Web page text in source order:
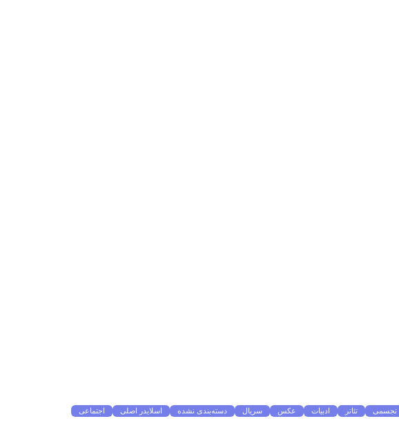
تجسمی تئاتر ادبیات عکس سریال دسته‌بندی نشده اسلایدر اصلی اجتماعی